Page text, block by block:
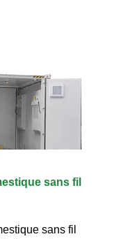
sans fil
sans fil